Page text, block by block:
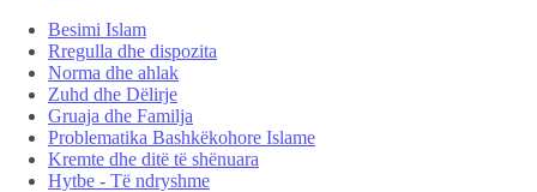
Besimi Islam
Rregulla dhe dispozita
Norma dhe ahlak
Zuhd dhe Dëlirje
Gruaja dhe Familja
Problematika Bashkëkohore Islame
Kremte dhe ditë të shënuara
Hytbe - Të ndryshme